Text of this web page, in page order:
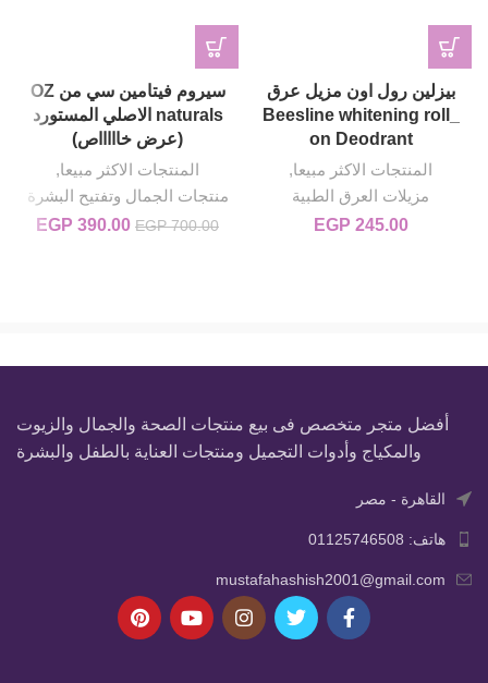
بيزلين رول اون مزيل عرق
Beesline whitening roll_
on Deodrant
المنتجات الاكثر مبيعا,
مزيلات العرق الطبية
EGP 245.00
سيروم فيتامين سي من OZ
naturals الاصلي المستورد
(عرض خاااااص)
المنتجات الاكثر مبيعا,
منتجات الجمال وتفتيح البشرة
EGP700.00
السعر الأصلي
EGP 390.00
أفضل متجر متخصص فى بيع منتجات الصحة والجمال والزيوت
والمكياج وأدوات التجميل ومنتجات العناية بالطفل والبشرة
القاهرة - مصر
هاتف: 01125746508
mustafahashish2001@gmail.com